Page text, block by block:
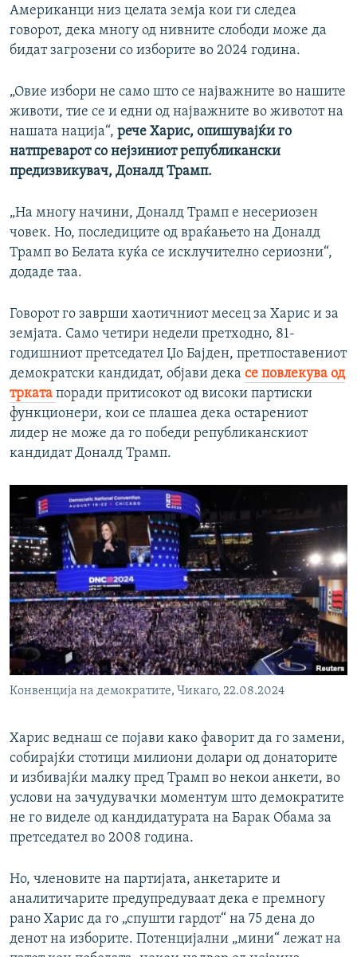
Американци низ целата земја кои ги следеа
говорот, дека многу од нивните слободи може да
бидат загрозени со изборите во 2024 година.
„Овие избори не само што се најважните во нашите
животи, тие се и едни од најважните во животот на
нашата нација“, рече Харис, опишувајќи го
натпреварот со нејзиниот републикански
предизвикувач, Доналд Трамп.
„На многу начини, Доналд Трамп е несериозен
човек. Но, последиците од враќањето на Доналд
Трамп во Белата куќа се исклучително сериозни“,
додаде таа.
Говорот го заврши хаотичниот месец за Харис и за
земјата. Само четири недели претходно, 81-
годишниот претседател Џо Бајден, претпоставениот
демократски кандидат, објави дека се повлекува од
трката поради притисокот од високи партиски
функционери, кои се плашеа дека остарениот
лидер не може да го победи републиканскиот
кандидат Доналд Трамп.
Конвенција на демократите, Чикаго, 22.08.2024
Харис веднаш се појави како фаворит да го замени,
собирајќи стотици милиони долари од донаторите
и избивајќи малку пред Трамп во некои анкети, во
услови на зачудувачки моментум што демократите
не го виделе од кандидатурата на Барак Обама за
претседател во 2008 година.
Но, членовите на партијата, анкетарите и
аналитичарите предупредуваат дека е премногу
рано Харис да го „спушти гардот“ на 75 дена до
денот на изборите. Потенцијални „мини“ лежат на